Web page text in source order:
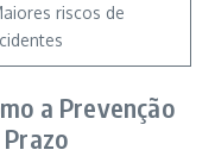
riscos de
a Prevenção